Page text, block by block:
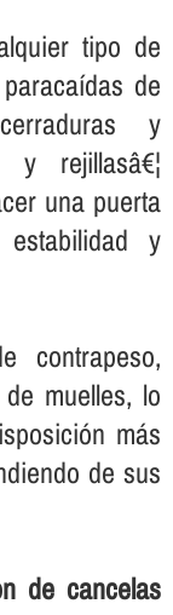
tipo de
de
y
y rejillasâ€¦
una puerta
y
contrapeso,
muelles, lo
más
de sus
de cancelas